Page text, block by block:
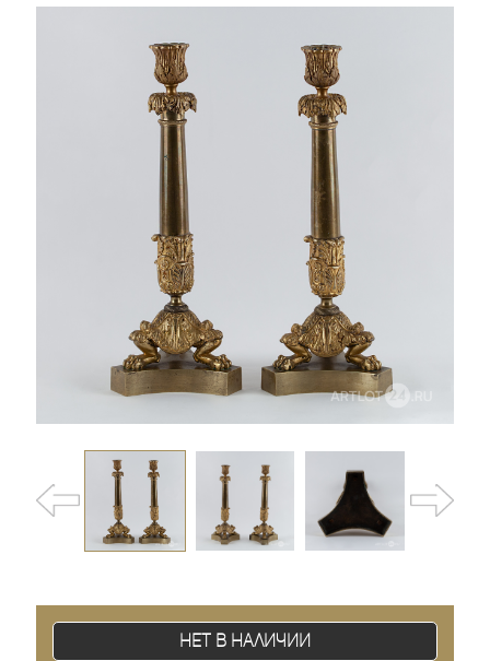
Нет в наличии